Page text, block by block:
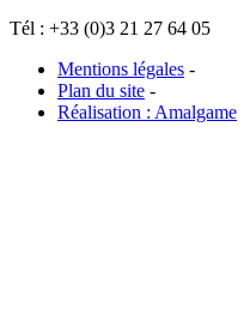
Tél : +33 (0)3 21 27 64 05
Mentions légales -
Plan du site -
Réalisation : Amalgame